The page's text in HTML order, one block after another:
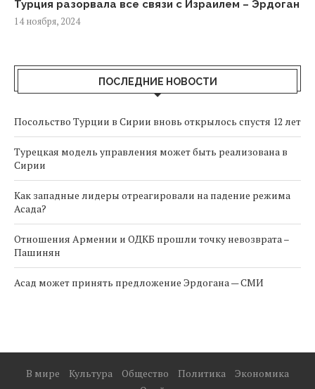
Турция разорвала все связи с Израилем – Эрдоган
14 ноября, 2024
ПОСЛЕДНИЕ НОВОСТИ
Посольство Турции в Сирии вновь открылось спустя 12 лет
Турецкая модель управления может быть реализована в
Сирии
Как западные лидеры отреагировали на падение режима
Асада?
Отношения Армении и ОДКБ прошли точку невозврата –
Пашинян
Асад может принять предложение Эрдогана — СМИ
В мире Культура Общество Политика
Экономика